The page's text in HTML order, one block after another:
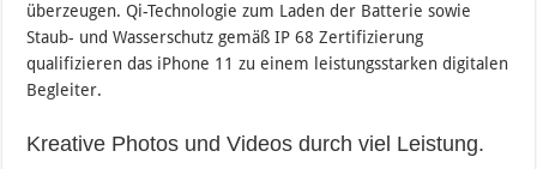
überzeugen. Qi-Technologie zum Laden der Batterie sowie
Staub- und Wasserschutz gemäß IP 68 Zertifizierung
qualifizieren das iPhone 11 zu einem leistungsstarken digitalen
Begleiter.
Kreative Photos und Videos durch viel Leistung.